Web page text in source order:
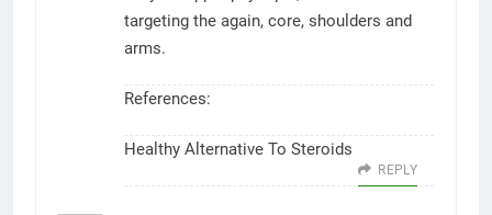
targeting the again, core, shoulders and
arms.
References:
Healthy Alternative To Steroids
REPLY